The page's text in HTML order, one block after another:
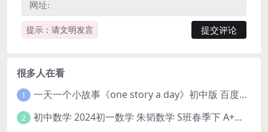
提示：请文明发言
很多人在看
1 一天一个小故事《one story a day》初中版 百度网盘分享下载
2 初中数学 2024初一数学 朱韬数学 S班春季下 A+班春季下 百度云网盘